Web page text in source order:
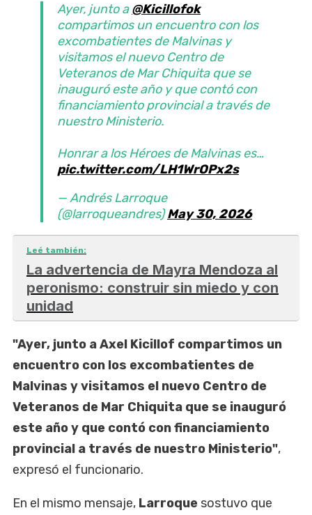
Ayer, junto a@Kicillofok
compartimos un encuentro con los
excombatientes de Malvinas y
visitamos el nuevo Centro de
Veteranos de Mar Chiquita que se
inauguró este año y que contó con
financiamiento provincial a través de
nuestro Ministerio.
Honrar a los Héroes de Malvinas es…
pic.twitter.com/LH1WrOPx2s
— Andrés Larroque
(@larroqueandres)May 30, 2026
Leé también:
La advertencia de Mayra Mendoza al
peronismo: construir sin miedo y con
unidad
"Ayer, junto a Axel Kicillof compartimos un
encuentro con los excombatientes de
Malvinas y visitamos el nuevo Centro de
Veteranos de Mar Chiquita que se inauguró
este año y que contó con financiamiento
provincial a través de nuestro Ministerio",
expresó el funcionario.
En el mismo mensaje, Larroque sostuvo que